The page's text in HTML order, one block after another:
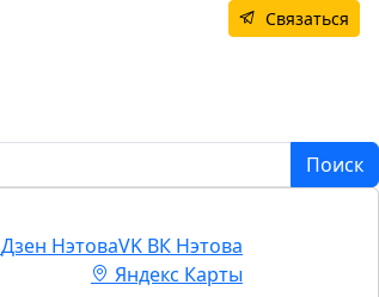
Связаться
Поиск
Дзен НэтоваVK ВК Нэтова
Яндекс Карты